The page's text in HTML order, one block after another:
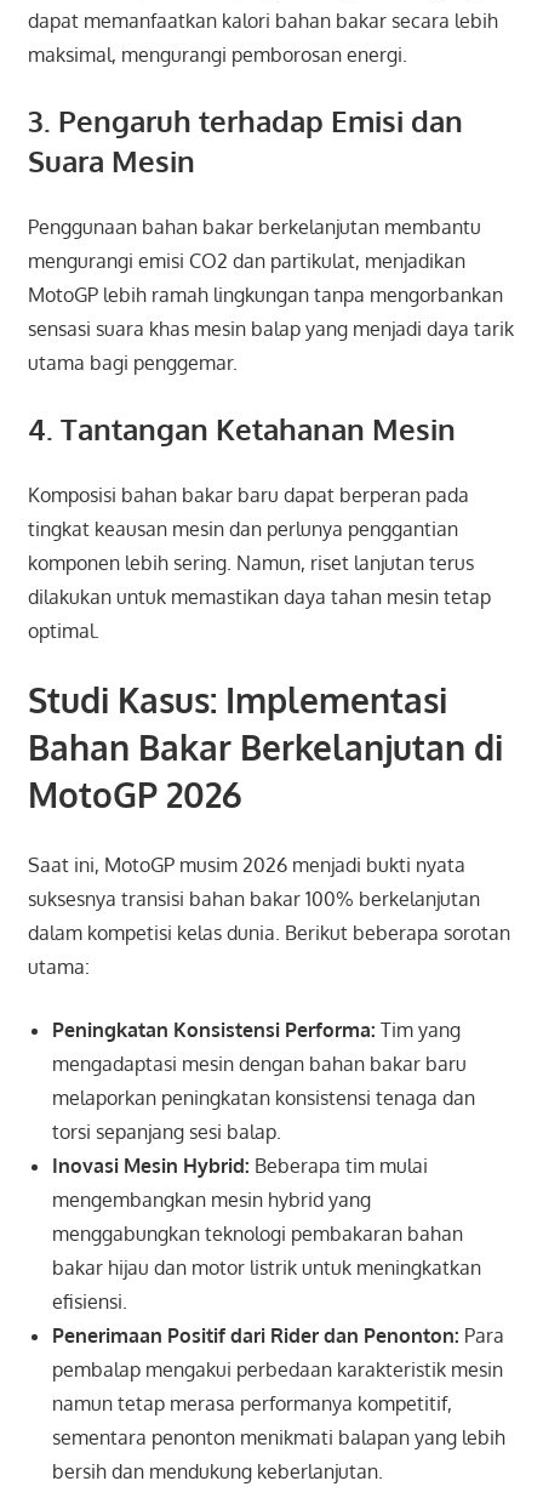
dapat memanfaatkan kalori bahan bakar secara lebih
maksimal, mengurangi pemborosan energi.
3. Pengaruh terhadap Emisi dan
Suara Mesin
Penggunaan bahan bakar berkelanjutan membantu
mengurangi emisi CO2 dan partikulat, menjadikan
MotoGP lebih ramah lingkungan tanpa mengorbankan
sensasi suara khas mesin balap yang menjadi daya tarik
utama bagi penggemar.
4. Tantangan Ketahanan Mesin
Komposisi bahan bakar baru dapat berperan pada
tingkat keausan mesin dan perlunya penggantian
komponen lebih sering. Namun, riset lanjutan terus
dilakukan untuk memastikan daya tahan mesin tetap
optimal.
Studi Kasus: Implementasi
Bahan Bakar Berkelanjutan di
MotoGP 2026
Saat ini, MotoGP musim 2026 menjadi bukti nyata
suksesnya transisi bahan bakar 100% berkelanjutan
dalam kompetisi kelas dunia. Berikut beberapa sorotan
utama:
Peningkatan Konsistensi Performa: Tim yang
mengadaptasi mesin dengan bahan bakar baru
melaporkan peningkatan konsistensi tenaga dan
torsi sepanjang sesi balap.
Inovasi Mesin Hybrid: Beberapa tim mulai
mengembangkan mesin hybrid yang
menggabungkan teknologi pembakaran bahan
bakar hijau dan motor listrik untuk meningkatkan
efisiensi.
Penerimaan Positif dari Rider dan Penonton: Para
pembalap mengakui perbedaan karakteristik mesin
namun tetap merasa performanya kompetitif,
sementara penonton menikmati balapan yang lebih
bersih dan mendukung keberlanjutan.